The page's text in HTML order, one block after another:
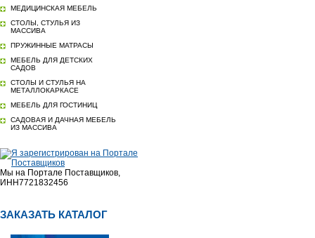
МЕДИЦИНСКАЯ МЕБЕЛЬ
СТОЛЫ, СТУЛЬЯ ИЗ
МАССИВА
ПРУЖИННЫЕ МАТРАСЫ
МЕБЕЛЬ ДЛЯ ДЕТСКИХ
САДОВ
СТОЛЫ И СТУЛЬЯ НА
МЕТАЛЛОКАРКАСЕ
МЕБЕЛЬ ДЛЯ ГОСТИНИЦ
САДОВАЯ И ДАЧНАЯ МЕБЕЛЬ
ИЗ МАССИВА
Мы на Портале Поставщиков,
ИНН7721832456
ЗАКАЗАТЬ КАТАЛОГ